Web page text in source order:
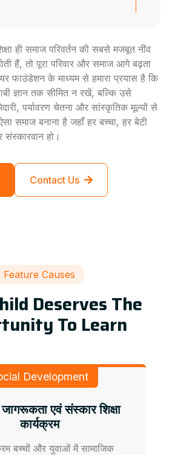
ही समाज परिवर्तन की सबसे मजबूत नींव
हैं, तो पूरा परिवार और समाज आगे बढ़ता
फाउंडेशन के माध्यम से हमारा प्रयास है कि
ज्ञान तक सीमित न रखें, बल्कि उसे
पर्यावरण चेतना और सांस्कृतिक मूल्यों से
समाज बनाना है जहाँ हर बच्चा, हर बेटी
हो।
Contact Us
Feature Causes
Deserves The
To Learn
Development
एवं संस्कार शिक्षा
कार्यक्रम
बच्चों और युवाओं में सामाजिक